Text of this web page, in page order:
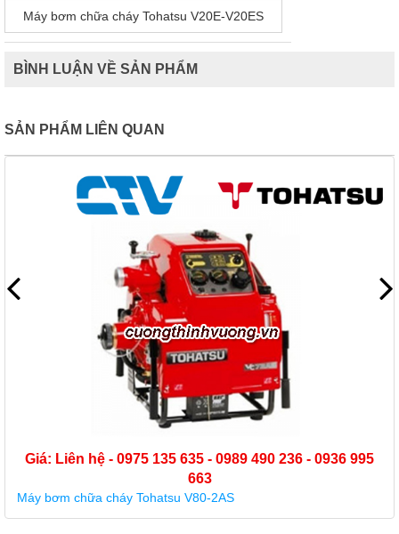
Máy bơm chữa cháy Tohatsu V20E-V20ES
BÌNH LUẬN VỀ SẢN PHẨM
SẢN PHẨM LIÊN QUAN
Giá: Liên hệ - 0975 135 635 - 0989 490 236 - 0936 995
663
Máy bơm chữa cháy Tohatsu V80-2AS